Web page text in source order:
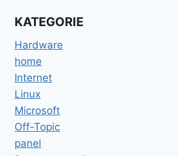
KATEGORIE
Hardware
home
Internet
Linux
Microsoft
Off-Topic
panel